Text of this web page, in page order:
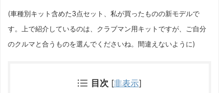
(車種別キット含めた3点セット、私が買ったものの新モデルで
す。上で紹介しているのは、クラブマン用キットですが、ご自分
のクルマと合うものを選んでくださいね。間違えないように)
目次 [非表示]